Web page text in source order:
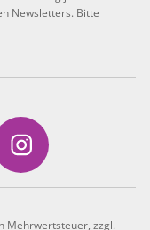
Newsletters. Bitte
Mehrwertsteuer, zzgl.